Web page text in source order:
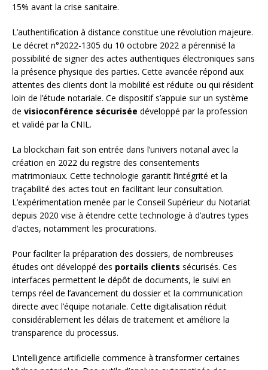
15% avant la crise sanitaire.
L’authentification à distance constitue une révolution majeure.
Le décret n°2022-1305 du 10 octobre 2022 a pérennisé la
possibilité de signer des actes authentiques électroniques sans
la présence physique des parties. Cette avancée répond aux
attentes des clients dont la mobilité est réduite ou qui résident
loin de l’étude notariale. Ce dispositif s’appuie sur un système
de visioconférence sécurisée développé par la profession
et validé par la CNIL.
La blockchain fait son entrée dans l’univers notarial avec la
création en 2022 du registre des consentements
matrimoniaux. Cette technologie garantit l’intégrité et la
traçabilité des actes tout en facilitant leur consultation.
L’expérimentation menée par le Conseil Supérieur du Notariat
depuis 2020 vise à étendre cette technologie à d’autres types
d’actes, notamment les procurations.
Pour faciliter la préparation des dossiers, de nombreuses
études ont développé des portails clients sécurisés. Ces
interfaces permettent le dépôt de documents, le suivi en
temps réel de l’avancement du dossier et la communication
directe avec l’équipe notariale. Cette digitalisation réduit
considérablement les délais de traitement et améliore la
transparence du processus.
L’intelligence artificielle commence à transformer certaines